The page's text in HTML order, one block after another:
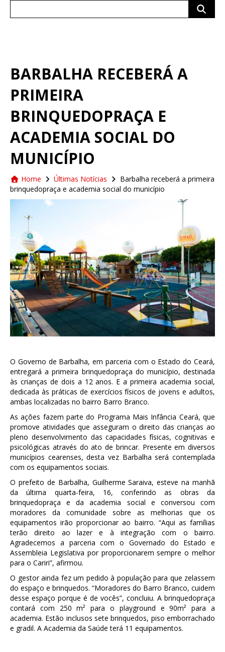
BARBALHA RECEBERÁ A
PRIMEIRA
BRINQUEDOPRAÇA E
ACADEMIA SOCIAL DO
MUNICÍPIO
Home Últimas Notícias
Barbalha receberá a primeira
brinquedopraça e academia social do município
O Governo de Barbalha, em parceria com o Estado do Ceará,
entregará a primeira brinquedopraça do município, destinada
às crianças de dois a 12 anos. E a primeira academia social,
dedicada às práticas de exercícios físicos de jovens e adultos,
ambas localizadas no bairro Barro Branco.
As ações fazem parte do Programa Mais Infância Ceará, que
promove atividades que asseguram o direito das crianças ao
pleno desenvolvimento das capacidades físicas, cognitivas e
psicológicas através do ato de brincar. Presente em diversos
municípios cearenses, desta vez Barbalha será contemplada
com os equipamentos sociais.
O prefeito de Barbalha, Guilherme Saraiva, esteve na manhã
da última quarta-feira, 16, conferindo as obras da
brinquedopraça e da academia social e conversou com
moradores da comunidade sobre as melhorias que os
equipamentos irão proporcionar ao bairro. “Aqui as famílias
terão direito ao lazer e à integração com o bairro.
Agradecemos a parceria com o Governado do Estado e
Assembleia Legislativa por proporcionarem sempre o melhor
para o Cariri”, afirmou.
O gestor ainda fez um pedido à população para que zelassem
do espaço e brinquedos. “Moradores do Barro Branco, cuidem
desse espaço porque é de vocês”, concluiu. A brinquedopraça
contará com 250 m² para o playground e 90m² para a
academia. Estão inclusos sete brinquedos, piso emborrachado
e gradil. A Academia da Saúde terá 11 equipamentos.